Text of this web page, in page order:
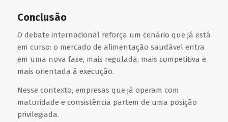
Conclusão
O debate internacional reforça um cenário que já está
em curso: o mercado de alimentação saudável entra
em uma nova fase, mais regulada, mais competitiva e
mais orientada à execução.
Nesse contexto, empresas que já operam com
maturidade e consistência partem de uma posição
privilegiada.